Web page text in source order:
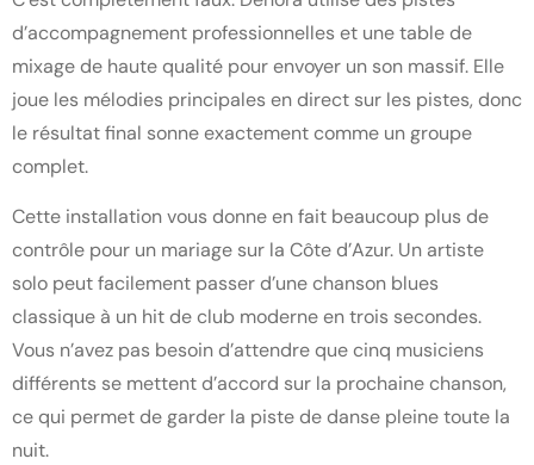
d’accompagnement professionnelles et une table de
mixage de haute qualité pour envoyer un son massif. Elle
joue les mélodies principales en direct sur les pistes, donc
le résultat final sonne exactement comme un groupe
complet.
Cette installation vous donne en fait beaucoup plus de
contrôle pour un mariage sur la Côte d’Azur. Un artiste
solo peut facilement passer d’une chanson blues
classique à un hit de club moderne en trois secondes.
Vous n’avez pas besoin d’attendre que cinq musiciens
différents se mettent d’accord sur la prochaine chanson,
ce qui permet de garder la piste de danse pleine toute la
nuit.